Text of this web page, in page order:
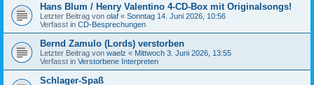
Hans Blum / Henry Valentino 4-CD-Box mit Originalsongs!
Letzter Beitrag von olaf « Sonntag 14. Juni 2026, 10:56
Verfasst in CD-Besprechungen
Bernd Zamulo (Lords) verstorben
Letzter Beitrag von waelz « Mittwoch 3. Juni 2026, 13:55
Verfasst in Verstorbene Interpreten
Schlager-Spaß